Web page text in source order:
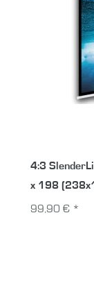
4:3
x 198
99,90 € *